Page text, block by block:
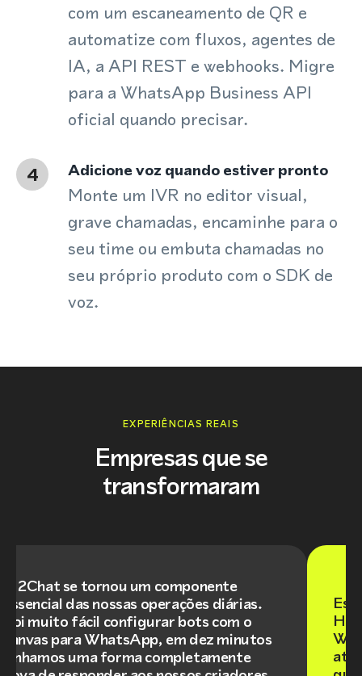
com um escaneamento de QR e
automatize com fluxos, agentes de
IA, a API REST e webhooks. Migre
para a WhatsApp Business API
oficial quando precisar.
4 Adicione voz quando estiver pronto
Monte um IVR no editor visual,
grave chamadas, encaminhe para o
seu time ou embuta chamadas no
seu próprio produto com o SDK de
voz.
EXPERIÊNCIAS REAIS
Empresas que se
transformaram
O 2Chat se tornou um componente
essencial das nossas operações diárias.
Foi muito fácil configurar bots com o
canvas para WhatsApp, em dez minutos
tínhamos uma forma completamente
até